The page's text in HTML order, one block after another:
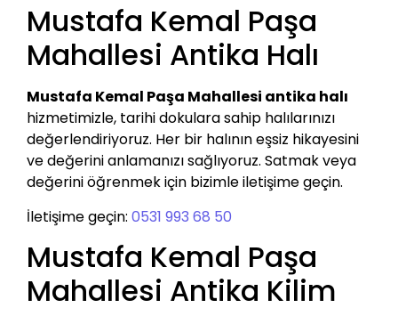
Mustafa Kemal Paşa
Mahallesi Antika Halı
Mustafa Kemal Paşa Mahallesi antika halı
hizmetimizle, tarihi dokulara sahip halılarınızı
değerlendiriyoruz. Her bir halının eşsiz hikayesini
ve değerini anlamanızı sağlıyoruz. Satmak veya
değerini öğrenmek için bizimle iletişime geçin.
İletişime geçin: 0531 993 68 50
Mustafa Kemal Paşa
Mahallesi Antika Kilim